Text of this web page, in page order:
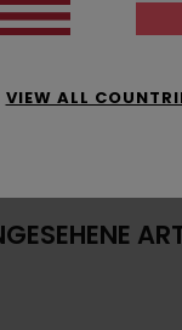
[Hauptstoff]
VIEW ALL